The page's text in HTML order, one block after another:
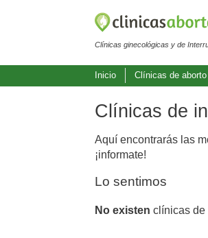
Clínicas ginecológicas y de
Inicio Clínicas de
Clínicas de
Aquí encontrarás las
¡informate!
Lo sentimos
No existen clínicas de